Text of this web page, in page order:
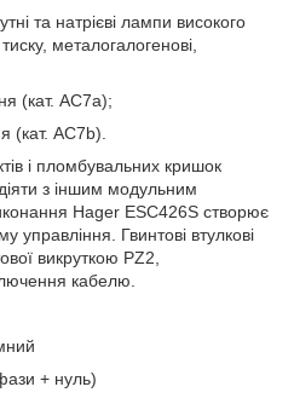
та натрієві лампи високого
металогалогенові,
(кат. АС7а);
(кат. АС7b).
і пломбувальних кришок
з іншим модульним
Hager ESC426S створює
управління. Гвинтові втулкові
викруткою PZ2,
кабелю.
+ нуль)